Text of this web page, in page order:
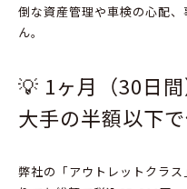
倒な資産管理や車検の心配、
ん。
💡 1ヶ月（30日
大手の半額以下
弊社の「アウトレットクラス